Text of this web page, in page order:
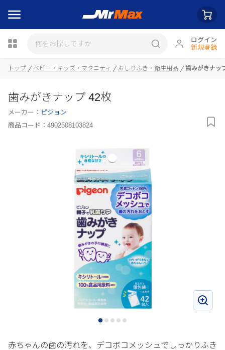
ログイン
新規登録
瓶詰
トップ ベビー・キッズ・マタニティ おしりふき・衛生用品 歯みがきナッ
歯みがきナップ 42枚
メーカー： ピジョン
商品コード： 4902508103824
赤ちゃんの歯の汚れを、デコボコメッシュでしっかりふき